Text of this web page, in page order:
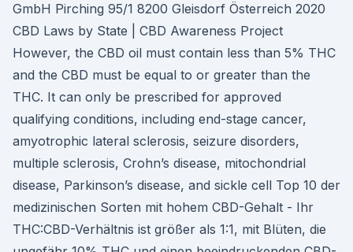
GmbH Pirching 95/1 8200 Gleisdorf Österreich 2020
CBD Laws by State | CBD Awareness Project
However, the CBD oil must contain less than 5% THC
and the CBD must be equal to or greater than the
THC. It can only be prescribed for approved
qualifying conditions, including end-stage cancer,
amyotrophic lateral sclerosis, seizure disorders,
multiple sclerosis, Crohn’s disease, mitochondrial
disease, Parkinson’s disease, and sickle cell Top 10 der
medizinischen Sorten mit hohem CBD-Gehalt - Ihr
THC:CBD-Verhältnis ist größer als 1:1, mit Blüten, die